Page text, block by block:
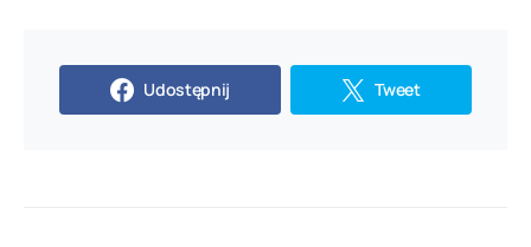
Udostępnij Tweet